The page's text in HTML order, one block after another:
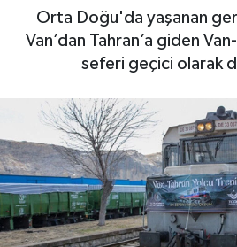
Orta Doğu'da yaşanan
Van’dan Tahran’a giden
seferi geçici olarak
EKONOMİ
GENEL
GÜNDEM
HABERDE İNSAN
Haber Arşivi